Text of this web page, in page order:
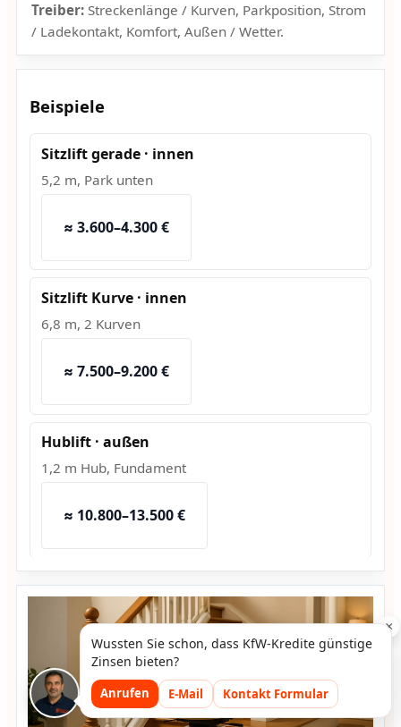
Treiber:Streckenlänge / Kurven, Parkposition, Strom
/ Ladekontakt, Komfort, Außen / Wetter.
Beispiele
Sitzlift gerade · innen
5,2 m, Park unten
≈ 3.600–4.300 €
Sitzlift Kurve · innen
6,8 m, 2 Kurven
≈ 7.500–9.200 €
Hublift · außen
1,2 m Hub, Fundament
≈ 10.800–13.500 €
×
Wussten Sie schon, dass KfW-Kredite günstige
Zinsen bieten?
Anrufen E-Mail Kontakt Formular